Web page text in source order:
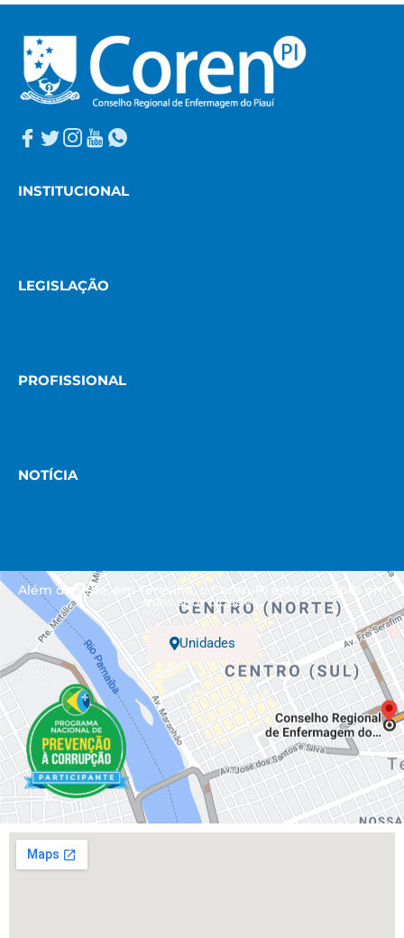
INSTITUCIONAL
LEGISLAÇÃO
PROFISSIONAL
NOTÍCIA
Além da sede, em Teresina, o Coren-PI está presente em
mais sete cidades.
Unidades